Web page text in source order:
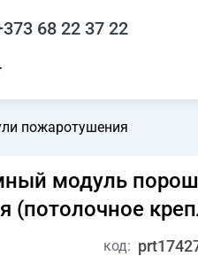
68 22 37 22
пожаротушения
модуль
(потолочное
код: